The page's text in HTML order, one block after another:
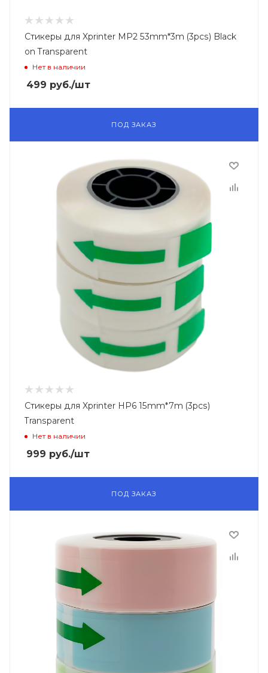
Стикеры для Xprinter MP2 53mm*3m (3pcs) Black
on Transparent
Нет в наличии
499 руб./шт
ПОД ЗАКАЗ
Стикеры для Xprinter HP6 15mm*7m (3pcs)
Transparent
Нет в наличии
999 руб./шт
ПОД ЗАКАЗ